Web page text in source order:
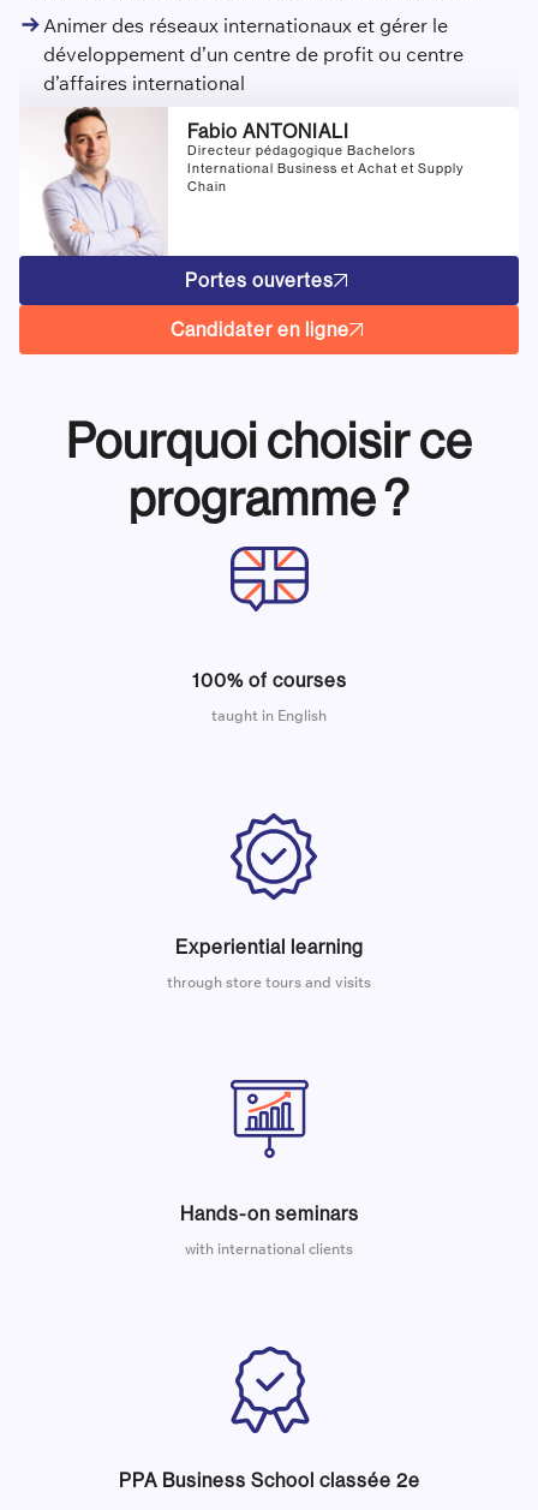
Animer des réseaux internationaux et gérer le
développement d’un centre de profit ou centre
d’affaires international
Fabio ANTONIALI
Directeur pédagogique Bachelors
International Business et Achat et Supply
Chain
Portes ouvertes
Candidater en ligne
Pourquoi choisir ce
programme ?
100% of courses
taught in English
Experiential learning
through store tours and visits
Hands-on seminars
with international clients
PPA Business School classée 2e